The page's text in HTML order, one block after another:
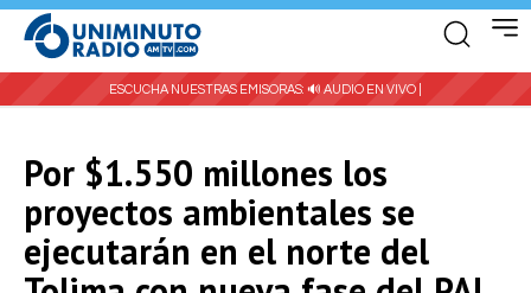
ESCUCHA NUESTRAS EMISORAS: 🔊 AUDIO EN VIVO |
Por $1.550 millones los
proyectos ambientales se
ejecutarán en el norte del